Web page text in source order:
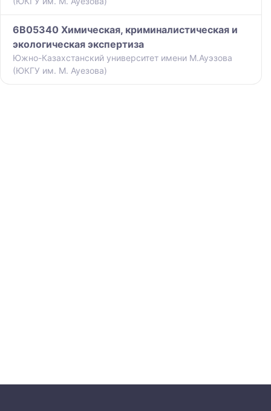
6B05340 Химическая, криминалистическая и
экологическая экспертиза
Южно-Казахстанский университет имени М.Ауэзова
(ЮКГУ им. М. Ауезова)